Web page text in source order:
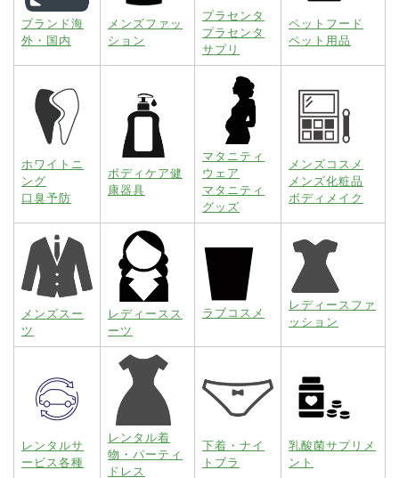
ブランド海
外・国内
メンズファッ
ション
プラセンタ
プラセンタ
サプリ
ペットフード
ペット用品
ホワイトニ
ング
口臭予防
ボディケア健
康器具
マタニティ
ウェア
マタニティ
グッズ
メンズコスメ
メンズ化粧品
ボディメイク
メンズスー
ツ
レディースス
ーツ
ラブコスメ
レディースファ
ッション
レンタルサ
ービス各種
レンタル着
物・パーティ
ドレス
下着・ナイ
トブラ
乳酸菌サプリメ
ント